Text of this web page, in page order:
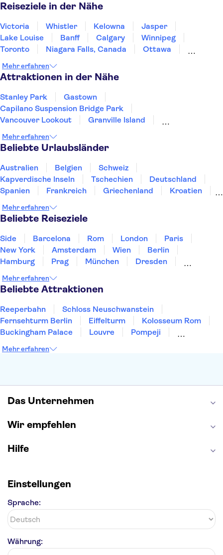
Reiseziele in der Nähe
Victoria Whistler Kelowna
Jasper
Lake Louise
Banff Calgary
Winnipeg
Toronto
Niagara Falls, Canada
Ottawa
Prince Edward Island
Mehr erfahren
Attraktionen in der Nähe
Stanley Park
Gastown
Capilano Suspension Bridge Park
Vancouver Lookout
Granville Island
Mehr erfahren
Beliebte Urlaubsländer
Australien Belgien
Schweiz
Kapverdische Inseln
Tschechien
Deutschland
Spanien
Frankreich Griechenland
Kroatien
Norwegen
Polen
Mehr erfahren
Beliebte Reiseziele
Side Barcelona Rom London
Paris
New York
Amsterdam Wien
Berlin
Hamburg
Prag München
Dresden
Heidelberg
Bremen
Mehr erfahren
Beliebte Attraktionen
Reeperbahn
Schloss Neuschwanstein
Fernsehturm Berlin
Eiffelturm
Kolosseum Rom
Buckingham Palace
Louvre
Pompeji
Moulin Rouge
Mehr erfahren
Das Unternehmen
Wir empfehlen
Hilfe
Einstellungen
Sprache:
Währung: